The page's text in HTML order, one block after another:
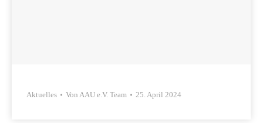
Aktuelles Von AAU e.V. Team 25. April 2024